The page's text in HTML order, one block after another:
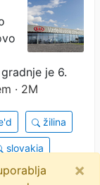
je 6.
· 2M
žilina
slovakia
objavi ×